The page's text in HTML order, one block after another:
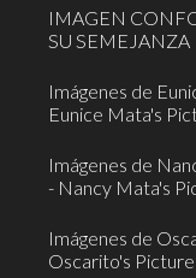
IMAGEN
SU SEMEJANZA
Imágenes de
Eunice Mata's
Imágenes de
- Nancy Mata's
Imágenes de
Oscarito's